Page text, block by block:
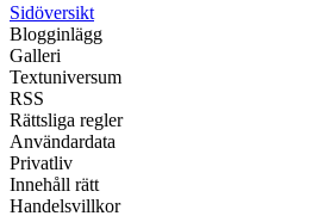
Sidöversikt
Blogginlägg
Galleri
Textuniversum
RSS
Rättsliga regler
Användardata
Privatliv
Innehåll rätt
Handelsvillkor